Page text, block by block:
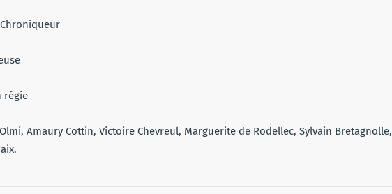
régie
Amaury Cottin, Victoire Chevreul, Marguerite de Rodellec, Sylvain Bretagnolle,